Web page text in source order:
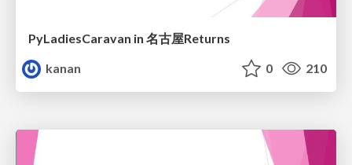
PyLadiesCaravan in 名古屋Returns
kanan
0 210